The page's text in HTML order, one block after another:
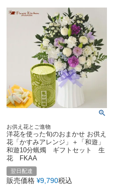
お供え花とご進物
洋花を使った旬のおまかせ お供え
花「かすみアレンジ」＋「和遊」
和遊10分蝋燭 ギフトセット 生
花 FKAA
翌日配達
販売価格 ¥9,790税込